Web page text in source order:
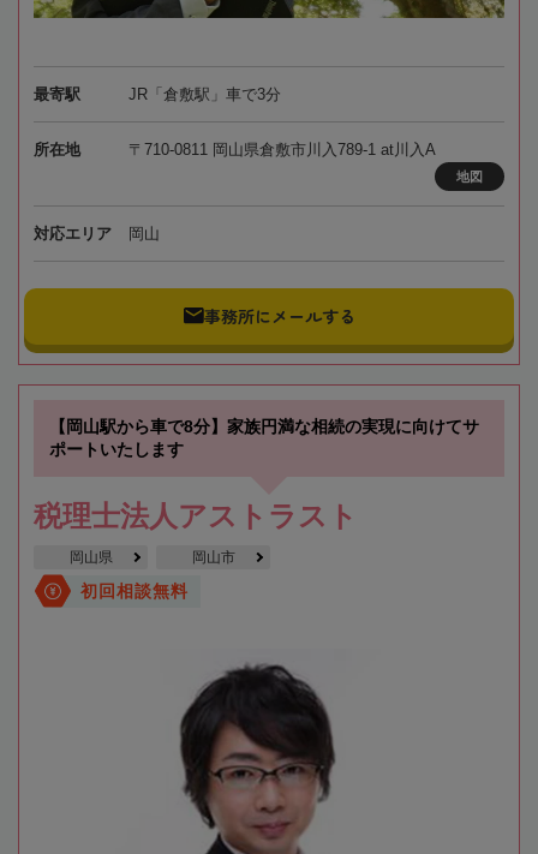
最寄駅 JR「倉敷駅」車で3分
所在地 〒710-0811 岡山県倉敷市川入789-1 at川入A
地図
対応エリア 岡山
事務所にメールする
【岡山駅から車で8分】家族円満な相続の実現に向けてサ
ポートいたします
税理士法人アストラスト
岡山県 岡山市
初回相談無料